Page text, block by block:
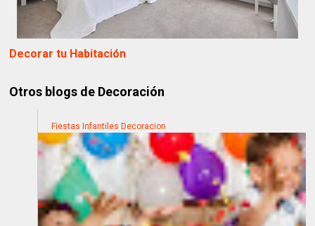
Decorar tu Habitación
Otros blogs de Decoración
Fiestas Infantiles Decoracion